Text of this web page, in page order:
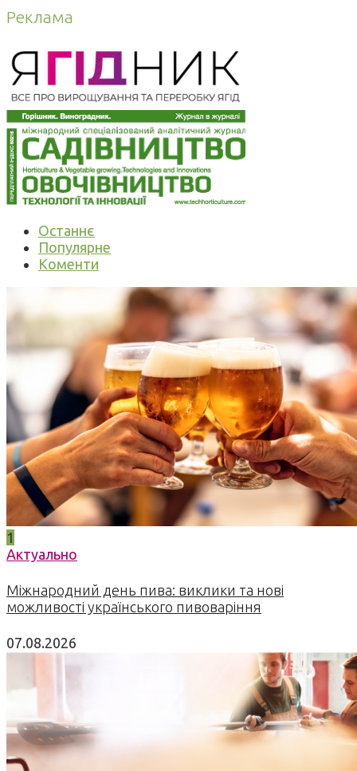
Реклама
Останнє
Популярне
Коменти
1
Актуально
Міжнародний день пива: виклики та нові
можливості українського пивоваріння
07.08.2026